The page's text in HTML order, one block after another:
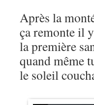
Après la
ça remonte il
la première
quand même
le soleil